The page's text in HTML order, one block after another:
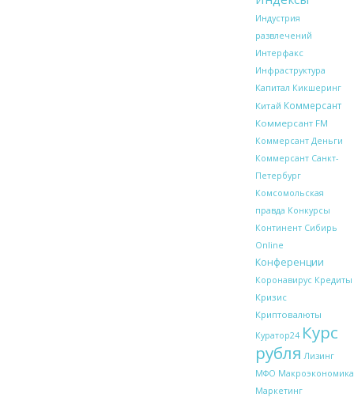
Индустрия
развлечений
Интерфакс
Инфраструктура
Капитал Кикшеринг
Китай Коммерсант
Коммерсант FM
Коммерсант Деньги
Коммерсант Санкт-
Петербург
Комсомольская
правда Конкурсы
Континент Сибирь
Online
Конференции
Коронавирус Кредиты
Кризис
Криптовалюты
Куратор24 Курс
рубля Лизинг
МФО Макроэкономика
Маркетинг